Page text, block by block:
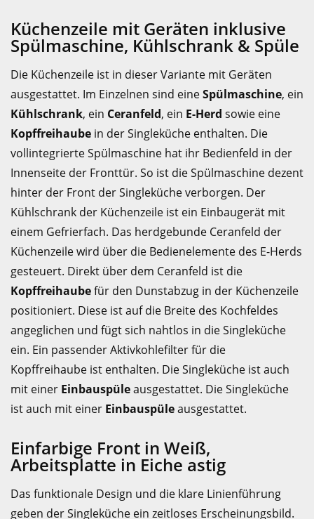
Küchenzeile mit Geräten inklusive
Spülmaschine, Kühlschrank & Spüle
Die Küchenzeile ist in dieser Variante mit Geräten
ausgestattet. Im Einzelnen sind eineSpülmaschine, ein
Kühlschrank, ein Ceranfeld, ein E-Herd sowie eine
Kopffreihaube in der Singleküche enthalten. Die
vollintegrierte Spülmaschine hat ihr Bedienfeld in der
Innenseite der Fronttür. So ist die Spülmaschine dezent
hinter der Front der Singleküche verborgen. Der
Kühlschrank der Küchenzeile ist ein Einbaugerät mit
einem Gefrierfach. Das herdgebunde Ceranfeld der
Küchenzeile wird über die Bedienelemente des E-Herds
gesteuert. Direkt über dem Ceranfeld ist die
Kopffreihaubefür den Dunstabzug in der Küchenzeile
positioniert. Diese ist auf die Breite des Kochfeldes
angeglichen und fügt sich nahtlos in die Singleküche
ein. Ein passender Aktivkohlefilter für die
Kopffreihaube ist enthalten. Die Singleküche ist auch
mit einer Einbauspüleausgestattet. Die Singleküche
ist auch mit einer Einbauspüleausgestattet.
Einfarbige Front in Weiß,
Arbeitsplatte in Eiche astig
Das funktionale Design und die klare Linienführung
geben der Singleküche ein zeitloses Erscheinungsbild.